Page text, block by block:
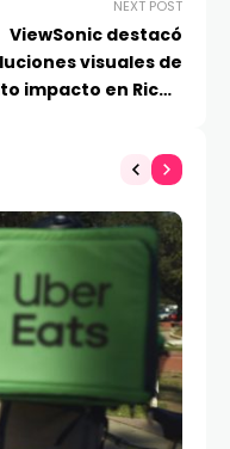
NEXT POST
ViewSonic destacó
visuales de
impacto en Ricoh